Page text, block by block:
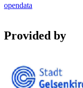
opendata
Provided by